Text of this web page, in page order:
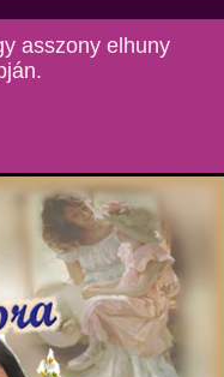
asszony elhuny